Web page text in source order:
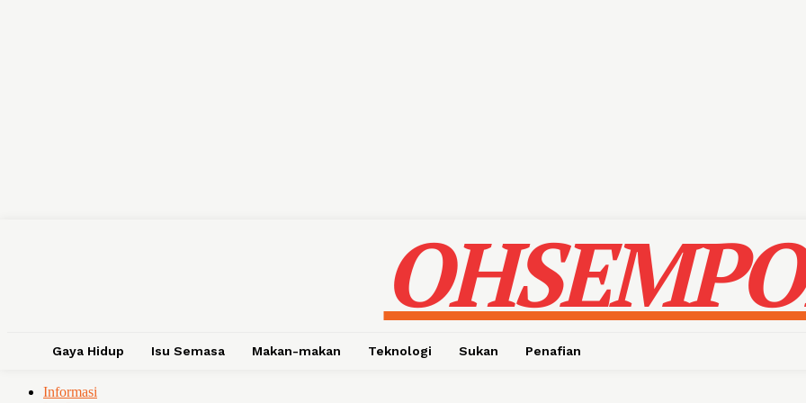
Gaya Hidup Isu Semasa Makan-makan Teknologi Sukan Penafian
Informasi